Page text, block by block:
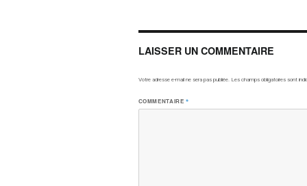
LAISSER UN COMMENTAIRE
Votre adresse e-mail ne sera pas publiée. Les champs obligatoires sont
COMMENTAIRE*